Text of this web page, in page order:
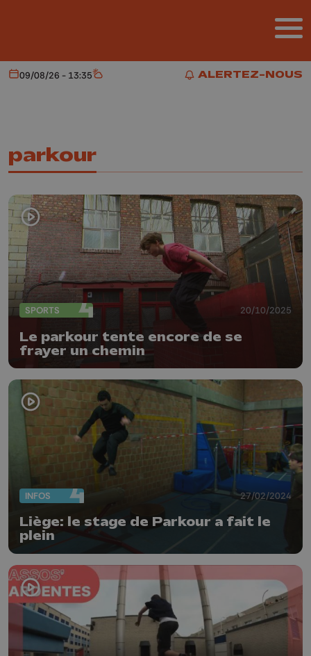
ALERTEZ-NOUS
ALERTEZ-NOUS
Aujourd'hui
09/08/26 - 13:35 Météo
parkour
SPORTS 20/10/2025
Le parkour tente encore de se
frayer un chemin
INFOS 27/02/2024
Liège: le stage de Parkour a fait le
plein